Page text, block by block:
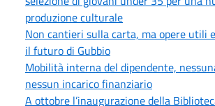
produzione culturale
Non cantieri sulla carta, ma opere utili
il futuro di Gubbio
Mobilità interna del dipendente,
nessun incarico finanziario
A ottobre l’inaugurazione della